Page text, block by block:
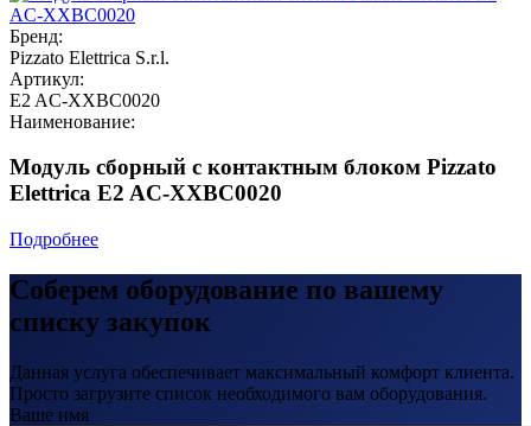
Бренд:
Pizzato Elettrica S.r.l.
Артикул:
E2 AC-XXBC0020
Наименование:
Модуль сборный с контактным блоком Pizzato
Elettrica E2 AC-XXBC0020
Подробнее
Соберем оборудование по вашему
списку закупок
Данная услуга обеспечивает максимальный комфорт клиента.
Просто загрузите список необходимого вам оборудования.
Ваше имя